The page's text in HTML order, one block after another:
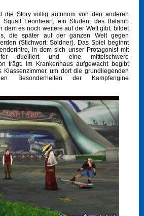
die Story völlig autonom von den anderen
Squall Leonheart, ein Student des Balamb
dem es noch weitere auf der Welt gibt, bildet
die später auf der ganzen Welt gegen
(Stichwort: Söldner). Das Spiel beginnt
in dem sich unser Protagonist mit
duelliert und eine mittelschwere
trägt. Im Krankenhaus aufgewacht begibt
Klassenzimmer, um dort die grundliegenden
Besonderheiten der Kampfengine